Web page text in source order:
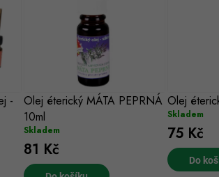
-
Olej éterický MÁTA PEPRNÁ
10ml
Skladem
81 Kč
Olej
Skladem
75 Kč
Do